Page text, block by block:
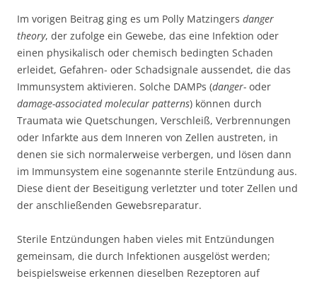
Im vorigen Beitrag ging es um Polly Matzingers danger
theory, der zufolge ein Gewebe, das eine Infektion oder
einen physikalisch oder chemisch bedingten Schaden
erleidet, Gefahren- oder Schadsignale aussendet, die das
Immunsystem aktivieren. Solche DAMPs (danger- oder
damage-associated molecular patterns) können durch
Traumata wie Quetschungen, Verschleiß, Verbrennungen
oder Infarkte aus dem Inneren von Zellen austreten, in
denen sie sich normalerweise verbergen, und lösen dann
im Immunsystem eine sogenannte sterile Entzündung aus.
Diese dient der Beseitigung verletzter und toter Zellen und
der anschließenden Gewebsreparatur.
Sterile Entzündungen haben vieles mit Entzündungen
gemeinsam, die durch Infektionen ausgelöst werden;
beispielsweise erkennen dieselben Rezeptoren auf